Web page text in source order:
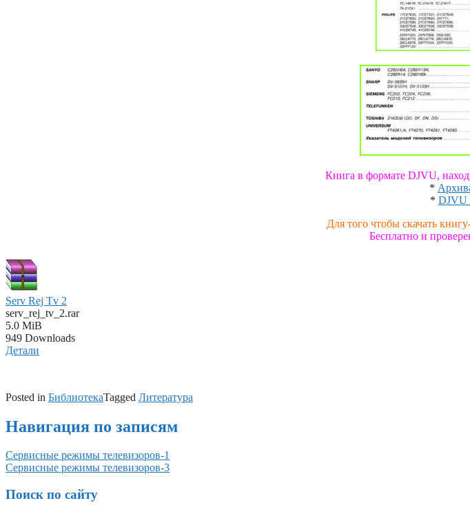
Книга в формате DJVU,
*
* DJVU
Для того чтобы скачать
Бесплатно и
Serv Rej Tv 2
serv_rej_tv_2.rar
5.0 MiB
949 Downloads
Детали
Posted in БиблиотекаTagged Литература
Навигация по записям
Сервисные режимы телевизоров-1
Сервисные режимы телевизоров-3
Поиск по сайту